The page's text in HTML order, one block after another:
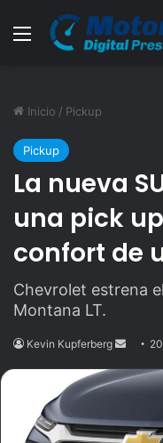
Menú
Inicio / Pickup
Pickup
La nueva
una pick
confort de
Chevrolet estrena
Montana LT.
Kevin Kupferberg
Send
email